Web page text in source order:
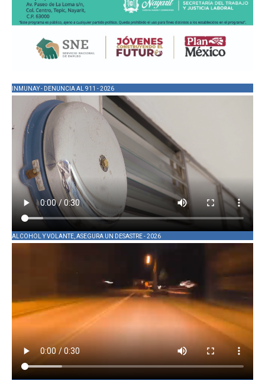
INMUNAY - DENUNCIA AL 911 - 2026
ALCOHOL Y VOLANTE, ASEGURA UN DESASTRE - 2026